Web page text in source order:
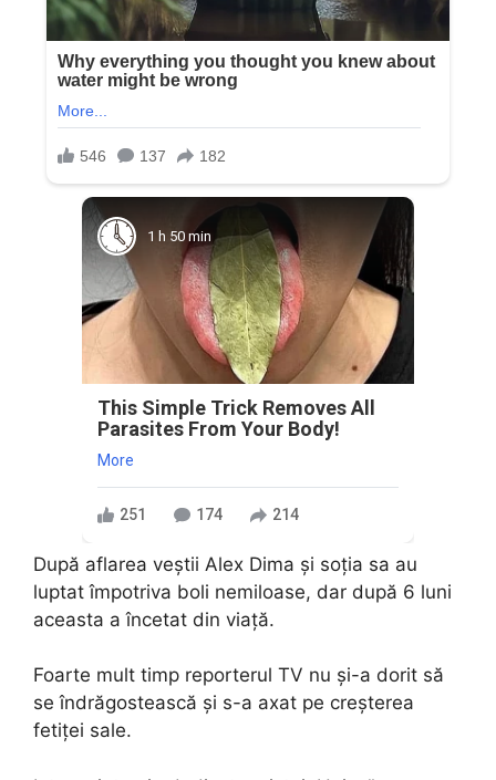
1 h 50 min
This Simple Trick Removes All
Parasites From Your Body!
More
251 174 214
După aflarea veștii Alex Dima și soția sa au
luptat împotriva boli nemiloase, dar după 6 luni
aceasta a încetat din viață.
Foarte mult timp reporterul TV nu și-a dorit să
se îndrăgostească și s-a axat pe creșterea
fetiței sale.